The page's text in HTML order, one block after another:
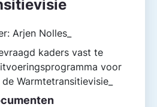
Arjen Nolles_
kaders vast te
voor
Warmtetransitievisie_